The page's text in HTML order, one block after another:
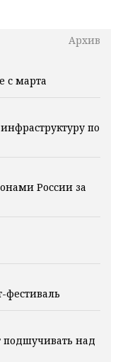
Архив
с марта
по
России за
фестиваль
подшучивать над